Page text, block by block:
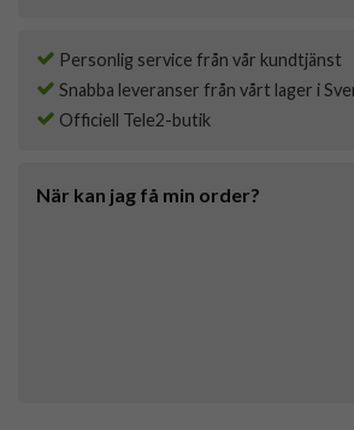
Personlig service från vår kundtjänst
Snabba leveranser från vårt lager i
Officiell Tele2-butik
När kan jag få min order?